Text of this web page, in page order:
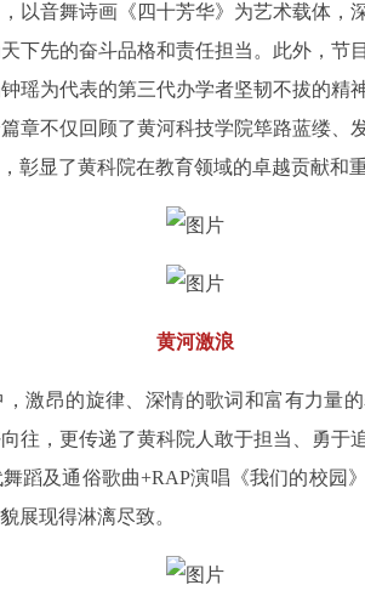
以音舞诗画《四十芳华》为艺术载体，
下先的奋斗品格和责任担当。此外，节
瑶为代表的第三代办学者坚韧不拔的精
章不仅回顾了黄河科技学院筚路蓝缕、
彰显了黄科院在教育领域的卓越贡献和重
黄河激浪
激昂的旋律、深情的歌词和富有力量
往，更传递了黄科院人敢于担当、勇于
蹈及通俗歌曲+RAP演唱《我们的校园
展现得淋漓尽致。